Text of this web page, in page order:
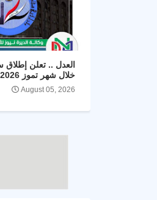
خلال شهر تموز 2026 .
August 05, 2026